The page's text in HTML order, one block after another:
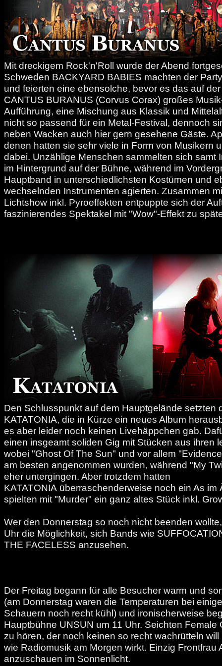
Mit dreckigem Rock'n'Roll wurde der Abend
Schweden BACKYARD BABIES machten der
und feierten eine ebensolche, bevor es das auf
CANTUS BURANUS (Corvus Corax) großes
Aufführung, eine Mischung aus Klassik und
nicht so passend für ein Metal-Festival, dennoch
neben Wacken auch hier gern gesehene Gäste.
denen hatten sie sehr viele in Form von Musikern
dabei. Unzählige Menschen sammelten sich samt
im Hintergrund auf der Bühne, während im
Hauptband in unterschiedlichsten Kostümen und
wechselnden Instrumenten agierten. Zusammen
Lichtshow inkl. Pyroeffekten entpuppte sich der
faszinierendes Spektakel mit "Wow"-Effekt zu
Den Schlusspunkt auf dem Hauptgelände setzten
KATATONIA, die in Kürze ein neues Album
es aber leider noch keinen Livehäppchen gab.
einen insgeamt soliden Gig mit Stücken aus ihren
wobei "Ghost Of The Sun" und vor allem
am besten angenommen wurden, während "My
eher untergingen. Aber trotzdem hatten
KATATONIA überraschenderweise noch ein As im
spielten mit "Murder" ein ganz altes Stück inkl.
Wer den Donnerstag so noch nicht beenden
Uhr die Möglichkeit, sich Bands wie
THE FACELESS anzusehen.
Der Freitag begann für alle Besucher warm und
(am Donnerstag waren die Temperaturen bei
Schauern noch recht kühl) und ironischerweise
Hauptbühne UNSUN um 11 Uhr. Seichten Female
zu hören, der noch keinen so recht wachrütteln
wie Radiomusik am Morgen wirkt. Einzig Frontfrau
anzuschauen im Sonnenlicht.